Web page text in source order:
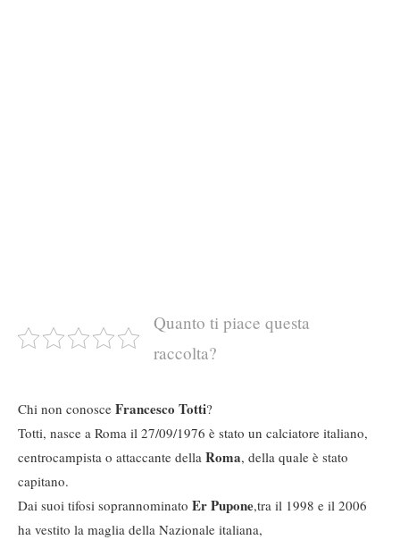
Quanto ti piace questa
raccolta?
Chi non conosce Francesco Totti?
Totti, nasce a Roma il 27/09/1976 è stato un calciatore italiano,
centrocampista o attaccante della Roma, della quale è stato
capitano.
Dai suoi tifosi soprannominato Er Pupone,tra il 1998 e il 2006
ha vestito la maglia della Nazionale italiana,